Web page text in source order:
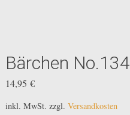
Bärchen No.134
14,95 €
inkl. MwSt. zzgl. Versandkosten